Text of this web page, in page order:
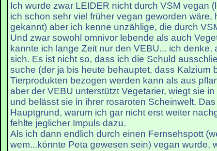
Ich wurde zwar LEIDER nicht durch VSM vegan
ich schon sehr viel früher vegan geworden wäre,
gekannt) aber ich kenne unzählige, die durch
Und zwar sowohl omnivor lebende als auch
kannte ich lange Zeit nur den VEBU... ich denke,
sich. Es ist nicht so, dass ich die Schuld
suche (der ja bis heute behauptet, dass Kalzium
Tierprodukten bezogen werden kann als aus
aber der VEBU unterstützt Vegetarier, wiegt sie
und belässt sie in ihrer rosaroten Scheinwelt.
Hauptgrund, warum ich gar nicht erst weiter
fehlte jeglicher Impuls dazu.
Als ich dann endlich durch einen Fernsehspott
wem...könnte Peta gewesen sein) vegan wurde,